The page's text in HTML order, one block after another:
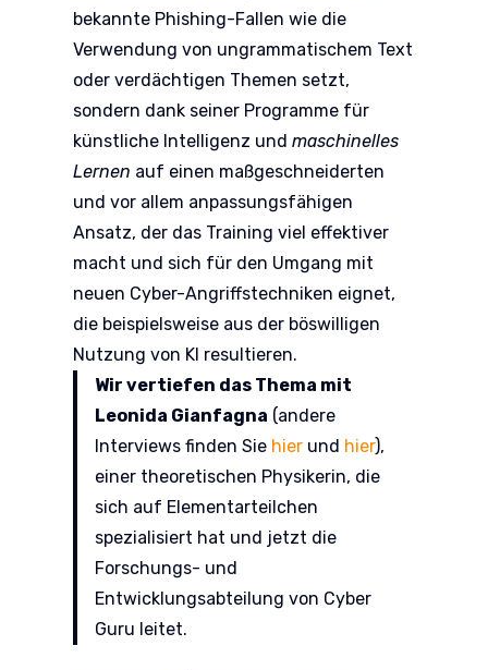
bekannte Phishing-Fallen wie die
Verwendung von ungrammatischem Text
oder verdächtigen Themen setzt,
sondern dank seiner Programme für
künstliche Intelligenz und maschinelles
Lernen auf einen maßgeschneiderten
und vor allem anpassungsfähigen
Ansatz, der das Training viel effektiver
macht und sich für den Umgang mit
neuen Cyber-Angriffstechniken eignet,
die beispielsweise aus der böswilligen
Nutzung von KI resultieren.
Wir vertiefen das Thema mit
Leonida Gianfagna (andere
Interviews finden Sie hierund hier),
einer theoretischen Physikerin, die
sich auf Elementarteilchen
spezialisiert hat und jetzt die
Forschungs- und
Entwicklungsabteilung von Cyber
Guru leitet.